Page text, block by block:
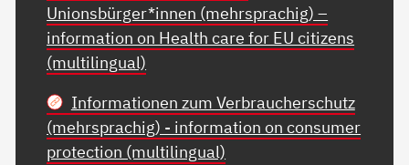
Unionsbürger*innen (mehrsprachig) –
information on Health care for EU citizens
(multilingual)
Informationen zum Verbraucherschutz
(mehrsprachig) - information on consumer
protection (multilingual)